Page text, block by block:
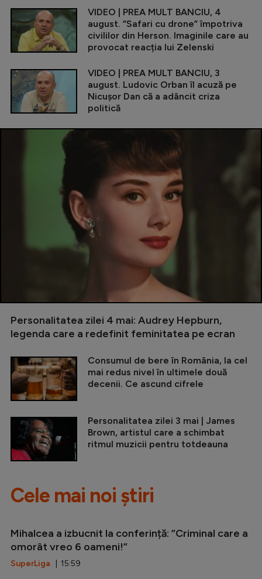
VIDEO | PREA MULT BANCIU, 4
august. ”Safari cu drone” împotriva
civililor din Herson. Imaginile care au
provocat reacția lui Zelenski
VIDEO | PREA MULT BANCIU, 3
august. Ludovic Orban îl acuză pe
Nicușor Dan că a adâncit criza
politică
Personalitatea zilei 4 mai: Audrey Hepburn,
legenda care a redefinit feminitatea pe ecran
Consumul de bere în România, la cel
mai redus nivel în ultimele două
decenii. Ce ascund cifrele
Personalitatea zilei 3 mai | James
Brown, artistul care a schimbat
ritmul muzicii pentru totdeauna
Cele mai noi știri
Mihalcea a izbucnit la conferință: ”Criminal care a
omorât vreo 6 oameni!”
SuperLiga | 15:59